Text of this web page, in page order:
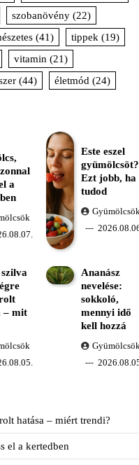
szobanövény (22)
(41) tippek (19)
vitamin (21)
(44) életmód (24)
a
Este eszel
gyümölcsöt?
Ezt jobb, ha
tudod
– mit
Ananász
nevelése:
sokkoló,
mennyi idő
kell hozzá
hatása – miért trendi?
el a kertedben